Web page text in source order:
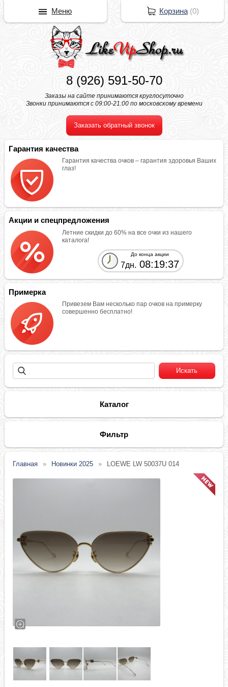
8 (926) 591-50-70
Заказы на сайте принимаются круглосуточно
Звонки принимаются с 09:00-21:00 по московскому времени
Заказать обратный звонок
Гарантия качества
Гарантия качества очков – гарантия здоровья Ваших
глаз!
Акции и спецпредложения
Летние скидки до 60% на все очки из нашего
каталога!
До конца акции
7дн. 08:19:37
Примерка
Привезем Вам несколько пар очков на примерку
совершенно бесплатно!
Каталог
Фильтр
Главная Новинки 2025 LOEWE LW 50037U 014
Корзина(0)
Меню